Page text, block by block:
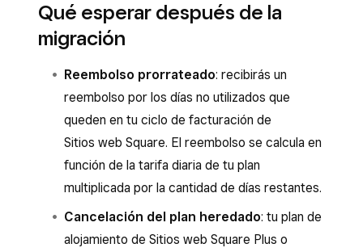
Qué esperar después de la
migración
Reembolso prorrateado: recibirás un
reembolso por los días no utilizados que
queden en tu ciclo de facturación de
Sitios web Square. El reembolso se calcula en
función de la tarifa diaria de tu plan
multiplicada por la cantidad de días restantes.
Cancelación del plan heredado: tu plan de
alojamiento de Sitios web Square Plus o